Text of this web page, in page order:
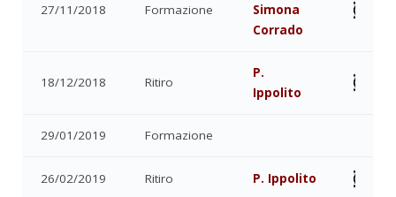
27/11/2018 Formazione
Simona
Corrado
18/12/2018 Ritiro
P.
Ippolito
29/01/2019 Formazione
26/02/2019 Ritiro P. Ippolito